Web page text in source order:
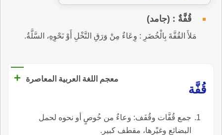
قُفَّةٌ : (جامد)
مَلأَ القُفَّةَ بِالْخُضَرِ : وِعَاءٌ مِنْ وَرَقِ النَّخْلِ أَوْ نَحْوِهِ، السَّلَّةُ.
معجم اللغة العربية المعاصرة
+
قُفَّة
جمع قُفَّات وقُفَف: وعاءٌ من خُوصٍ أو نحوه لحمل
البضائع وغيْرها، مقطف كبير.